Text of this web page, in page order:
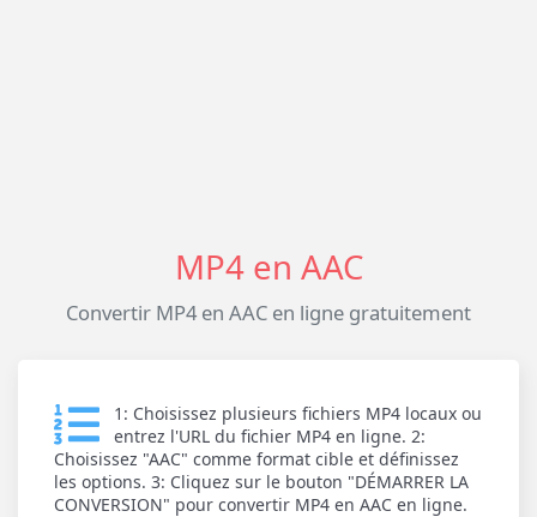
MP4 en AAC
Convertir MP4 en AAC en ligne gratuitement
1: Choisissez plusieurs fichiers MP4 locaux ou
entrez l'URL du fichier MP4 en ligne. 2:
Choisissez "AAC" comme format cible et définissez
les options. 3: Cliquez sur le bouton "DÉMARRER LA
CONVERSION" pour convertir MP4 en AAC en ligne.